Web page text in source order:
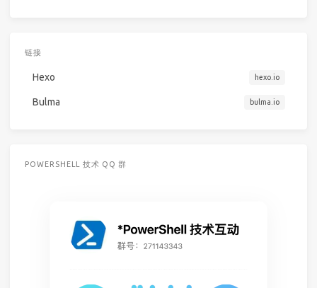
链接
Hexo hexo.io
Bulma bulma.io
POWERSHELL 技术 QQ 群